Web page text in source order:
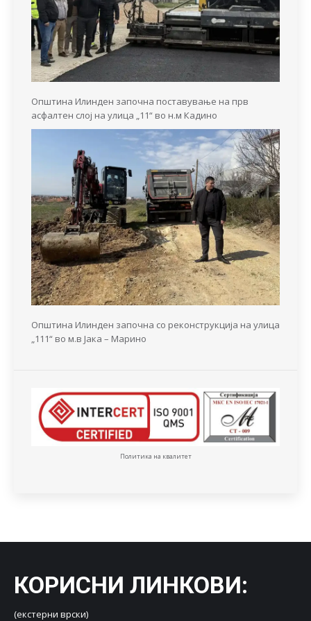
Општина Илинден започна поставување на прв
асфалтен слој на улица „11“ во н.м Кадино
Општина Илинден започна со реконструкција на улица
„111“ во м.в Јака – Марино
Политика на квалитет
КОРИСНИ ЛИНКОВИ:
(екстерни врски)